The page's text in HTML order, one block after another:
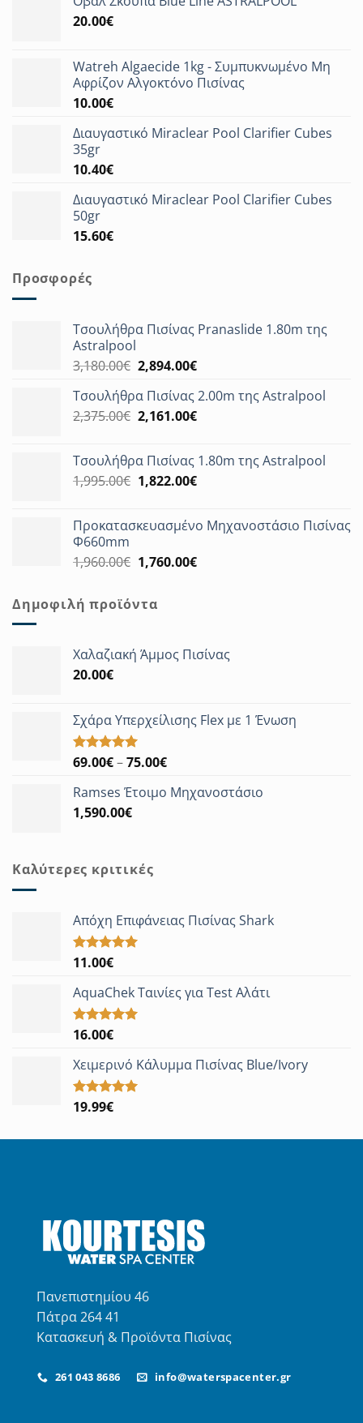
20.00€
Watreh Algaecide 1kg - Συμπυκνωμένο Μη
Αφρίζον Αλγοκτόνο Πισίνας
10.00€
Διαυγαστικό Miraclear Pool Clarifier Cubes
35gr
10.40€
Διαυγαστικό Miraclear Pool Clarifier Cubes
50gr
15.60€
Προσφορές
Τσουλήθρα Πισίνας Pranaslide 1.80m της
Astralpool
3,180.00€ Original
was:
3,180.00€.
2,894.00€Η
τιμή
είναι:
Τσουλήθρα Πισίνας 2.00m της Astralpool
2,375.00€ Original
2,375.00€.
2,161.00€Η
είναι:
2,161.00€.
Τσουλήθρα Πισίνας 1.80m της Astralpool
1,995.00€ Original
1,995.00€.
1,822.00€Η
είναι:
Προκατασκευασμένο Μηχανοστάσιο Πισίνας
Φ660mm
1,960.00€ Original
1,960.00€.
1,760.00€Η
Δημοφιλή προϊόντα
Χαλαζιακή Άμμος Πισίνας
20.00€
Σχάρα Υπερχείλισης Flex με 1 Ένωση
Βαθμολογήθηκε
από 5
69.00€–75.00€Price
69.00€
Ramses Έτοιμο Μηχανοστάσιο
1,590.00€
Καλύτερες κριτικές
Απόχη Επιφάνειας Πισίνας Shark
Βαθμολογήθηκε
από 5
11.00€
AquaChek Ταινίες για Test Αλάτι
Βαθμολογήθηκε
από 5
16.00€
Χειμερινό Κάλυμμα Πισίνας Blue/Ivory
Βαθμολογήθηκε
19.99€
Πανεπιστημίου 46
Πάτρα 264 41
Κατασκευή & Προϊόντα Πισίνας
261 043 8686 info@waterspacenter.gr